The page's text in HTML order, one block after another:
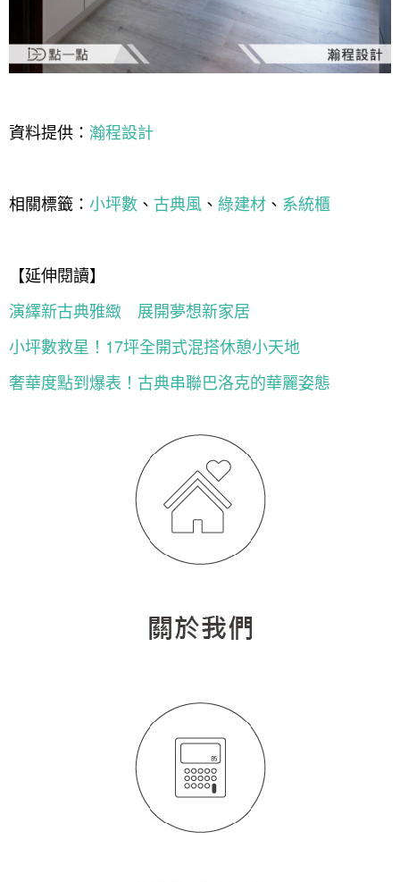
資料提供： 瀚程設計
相關標籤： 小坪數 、 古典風 、 綠建材 、 系統櫃
【延伸閱讀】
演繹新古典雅緻 展開夢想新家居
小坪數救星！17坪全開式混搭休憩小天地
奢華度點到爆表！古典串聯巴洛克的華麗姿態